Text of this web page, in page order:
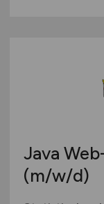
Java
(m/w/d)